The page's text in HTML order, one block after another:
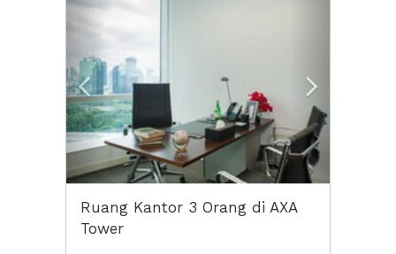
Ruang Kantor 3 Orang di AXA
Tower